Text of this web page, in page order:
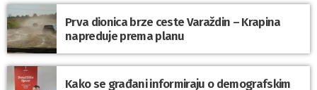
Prva dionica brze ceste Varaždin – Krapina
napreduje prema planu
Kako se građani informiraju o demografskim